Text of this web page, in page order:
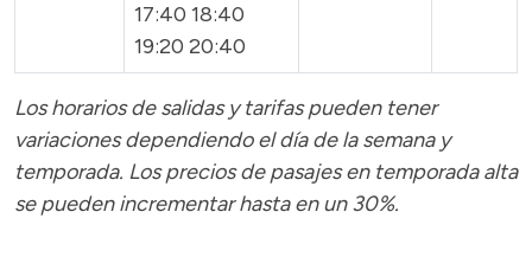
17:40 18:40
19:20 20:40
Los horarios de salidas y tarifas pueden tener
variaciones dependiendo el día de la semana y
temporada. Los precios de pasajesen temporada alta
se pueden incrementar hasta en un 30%.